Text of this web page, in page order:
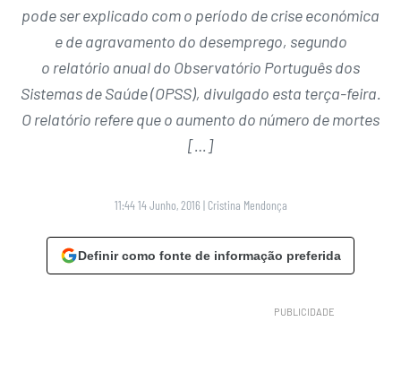
pode ser explicado com o período de crise económica
e de agravamento do desemprego, segundo
o relatório anual do Observatório Português dos
Sistemas de Saúde (OPSS), divulgado esta terça-feira.
O relatório refere que o aumento do número de mortes
[…]
11:44 14 Junho, 2016 | Cristina Mendonça
Definir como fonte de informação preferida